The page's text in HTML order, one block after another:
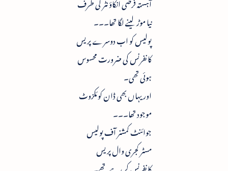
نیا موڑ لینے لگا تھا۔۔۔
پولیس کو اب دوسرے پریس
کانفرنس کی ضرورت محسوس
ہوئی تھی۔
اور یہاں بھی ڈان کوئکزوٹ
موجود تھا۔۔۔
جوائنٹ کمشنر آف پولیس
مسٹر کجری وال پریس